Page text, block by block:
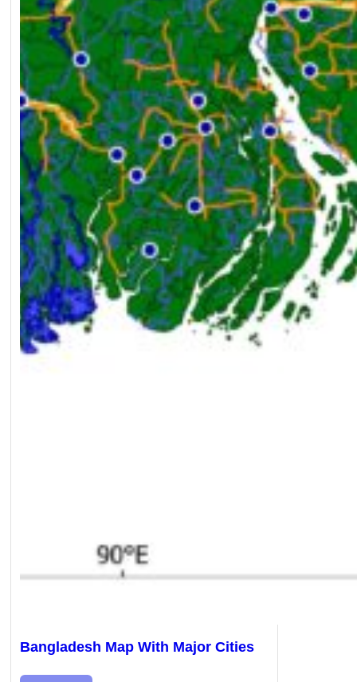
Bangladesh Map With Major Cities